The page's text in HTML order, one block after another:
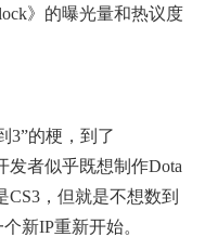
》的曝光量和热议度
3”的梗，到了
发者似乎既想制作Dota
CS3，但就是不想数到
新IP重新开始。